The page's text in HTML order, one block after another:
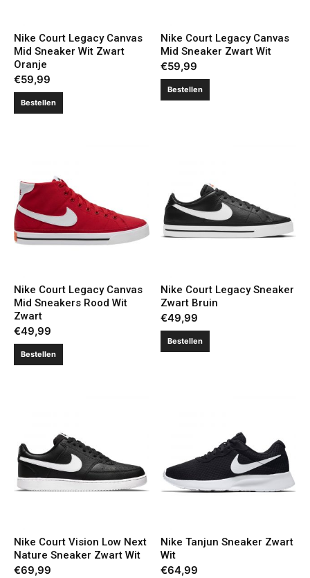
Nike Court Legacy Canvas
Mid Sneaker Wit Zwart
Oranje
€59,99
Bestellen
Nike Court Legacy Canvas
Mid Sneaker Zwart Wit
€59,99
Bestellen
Nike Court Legacy Canvas
Mid Sneakers Rood Wit
Zwart
€49,99
Bestellen
Nike Court Legacy Sneaker
Zwart Bruin
€49,99
Bestellen
Nike Court Vision Low Next
Nature Sneaker Zwart Wit
€69,99
Nike Tanjun Sneaker Zwart
Wit
€64,99